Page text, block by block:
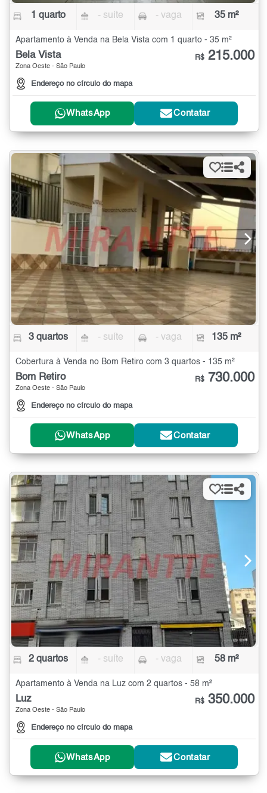
1 quarto - suíte - vaga 35 m²
Apartamento à Venda na Bela Vista com 1 quarto - 35 m²
Bela Vista
Zona Oeste - São Paulo
Endereço no círculo do mapa
R$ 215.000
WhatsApp Contatar
3 quartos - suíte - vaga 135 m²
Cobertura à Venda no Bom Retiro com 3 quartos - 135 m²
Bom Retiro
Zona Oeste - São Paulo
Endereço no círculo do mapa
R$ 730.000
WhatsApp Contatar
2 quartos - suíte - vaga 58 m²
Apartamento à Venda na Luz com 2 quartos - 58 m²
Luz
Zona Oeste - São Paulo
Endereço no círculo do mapa
R$ 350.000
WhatsApp Contatar